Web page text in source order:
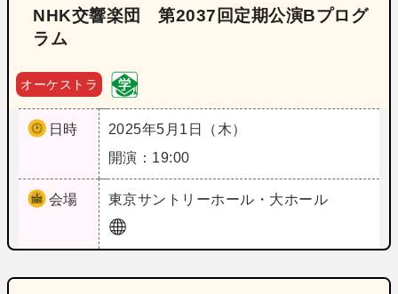
NHK交響楽団 第2037回定期公演Bプログ
ラム
オーケストラ
日時
2025年5月1日（木）
開演：19:00
会場 東京サントリーホール・大ホール